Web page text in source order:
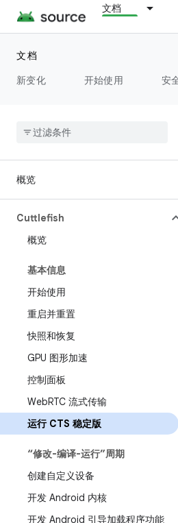
文档
文档
新变化
开始使用 安
概览
Cuttlefish
概览
基本信息
开始使用
重启并重置
快照和恢复
GPU 图形加速
控制面板
WebRTC 流式传输
运行 CTS 稳定版
“修改-编译-运行”周期
创建自定义设备
开发 Android 内核
开发 Android 引导加载程序功能